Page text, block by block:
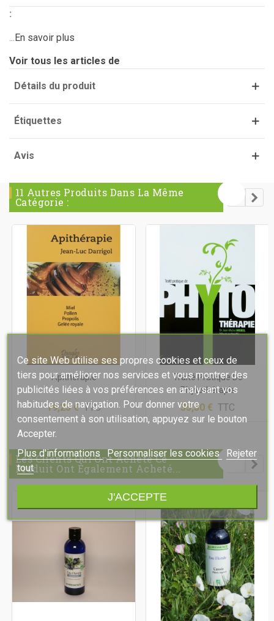
:
En savoir plus
Voir tous les articles de
Détails du produit
Étiquettes
Avis
11 Autres Produits Dans La Même
Catégorie :
Apithérapie
19,25 € TTC
Traité Pratique De
Phytothérapie
35,50 € TTC
Les Clients Qui Ont Acheté Ce
Produit Ont Également Acheté...
Ce site Web utilise ses propres cookies et ceux de
tiers pour améliorer nos services et vous montrer des
publicités liées à vos préférences en analysant vos
habitudes de navigation. Pour donner votre
consentement à son utilisation, appuyez sur le bouton
Accepter.
Plus d'informations Personnaliser les cookies Rejeter
tout
J'ACCEPTE